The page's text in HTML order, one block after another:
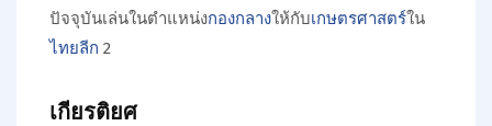
ปัจจุบันเล่นในตำแหน่งกองกลางให้กับเกษตรศาสตร์ใน
ไทยลีก 2
เกียรติยศ